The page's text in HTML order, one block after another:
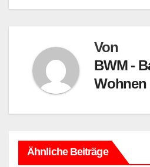
Von
BWM -
Wohnen
Ähnliche Beiträge